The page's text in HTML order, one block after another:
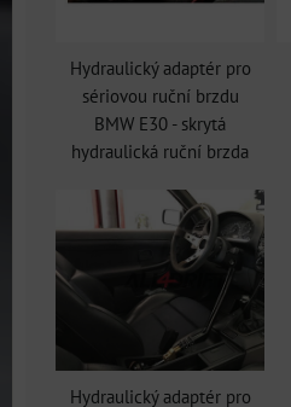
Hydraulický adaptér pro
sériovou ruční brzdu
BMW E30 - skrytá
hydraulická ruční brzda
Hydraulický adaptér pro